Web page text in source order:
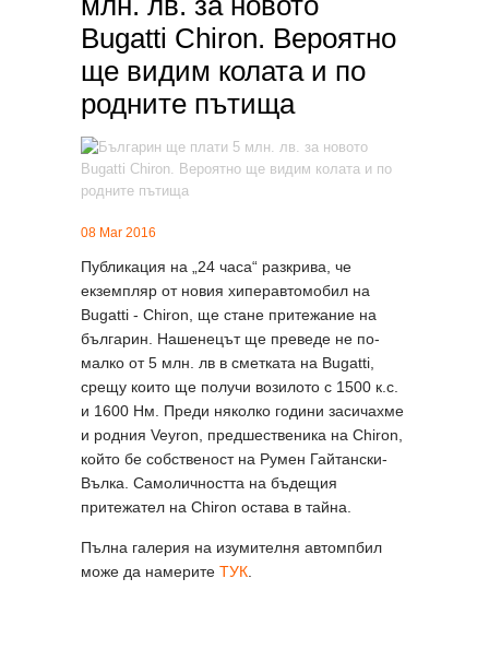
Bugatti Chiron. Вероятно
ще видим колата и по
родните пътища
08 Mar 2016
Публикация на
„24 часа“ разкрива, че
екземпляр от новия хиперавтомобил на
Bugatti - Chiron, ще стане притежание на
българин. Нашенецът ще преведе не по-
малко от 5 млн. лв в сметката на Bugatti,
срещу които ще получи возилото с 1500 к.с.
и 1600 Нм. Преди няколко години засичахме
и родния Veyron, предшественика на Chiron,
който бе собственост на Румен Гайтански-
Вълка. Самоличността на бъдещия
притежател на Chiron остава в тайна.
Пълна галерия на изумителня автомпбил
може да намерите ТУК